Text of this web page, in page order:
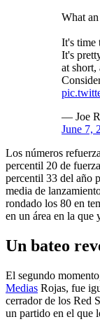
What
It's time
It's
at short,
— Joe
June 7,
Los números
percentil 20 de
percentil 33 del año
media de
rondado los 80 en
en un área en la que
Un bateo
El segundo
Medias Rojas, fue
cerrador de los Red
un partido en el que